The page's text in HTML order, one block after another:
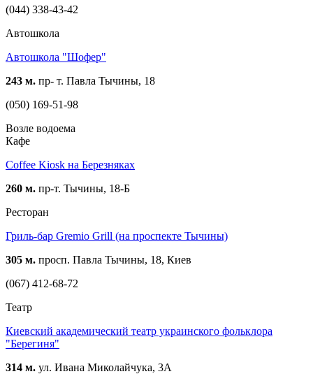
(044) 338-43-42
Автошкола
Автошкола "Шофер"
243 м. пр- т. Павла Тычины, 18
(050) 169-51-98
Возле водоема
Кафе
Coffee Kiosk на Березняках
260 м. пр-т. Тычины, 18-Б
Ресторан
Гриль-бар Gremio Grill (на проспекте Тычины)
305 м. просп. Павла Тычины, 18, Киев
(067) 412-68-72
Театр
Киевский академический театр украинского фольклора
"Берегиня"
314 м. ул. Ивана Миколайчука, 3А